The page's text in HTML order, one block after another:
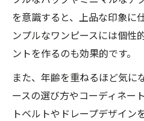
のコツ
個性的コーデが引
選び方
上品と快適を叶え
ピ活用術
を意識すると、上品な印象に
ンプルなワンピースには個性
ントを作るのも効果的です。
また、年齢を重ねるほど気に
ースの選び方やコーディネー
トベルトやドレープデザイン